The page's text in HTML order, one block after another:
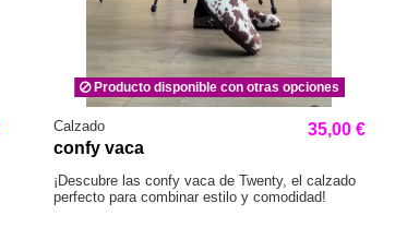
Producto disponible con otras opciones
Calzado
confy vaca
35,00 €
¡Descubre las confy vaca de Twenty, el calzado
perfecto para combinar estilo y comodidad!